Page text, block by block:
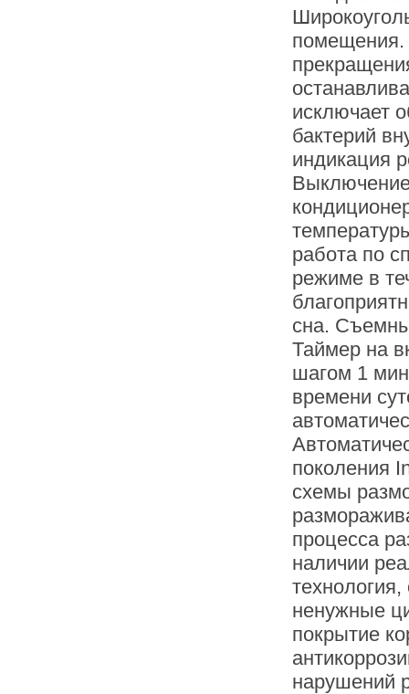
помещения.
исключает
бактерий
индикация
работа по
режиме в
сна.
Таймер на
шагом 1
времени
поколения
схемы
процесса
наличии
ненужные
покрытие
нарушений